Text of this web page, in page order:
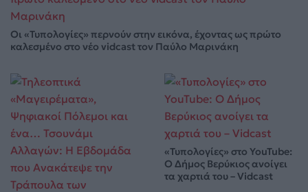
Οι «Τυπολογίες» περνούν στην εικόνα, έχοντας ως πρώτο
καλεσμένο στο νέο vidcast τον Παύλο Μαρινάκη
«Τυπολογίες» στο YouTube:
Ο Δήμος Βερύκιος ανοίγει
τα χαρτιά του – Vidcast